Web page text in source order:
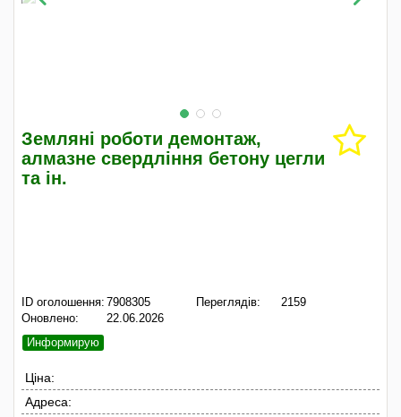
Земляні роботи демонтаж,
алмазне свердління бетону цегли
та ін.
ID оголошення: 7908305
Оновлено:
22.06.2026
Переглядів: 2159
Информирую
Ціна:
Адреса: